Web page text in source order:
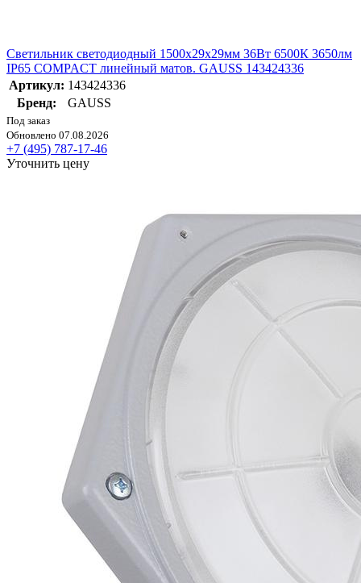
Светильник светодиодный 1500х29х29мм 36Вт 6500К 3650лм
IP65 COMPACT линейный матов. GAUSS 143424336
Артикул: 143424336
Бренд:
GAUSS
Под заказ
Обновлено 07.08.2026
+7 (495) 787-17-46
Уточнить цену